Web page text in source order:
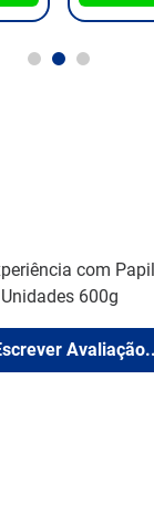
com
600g